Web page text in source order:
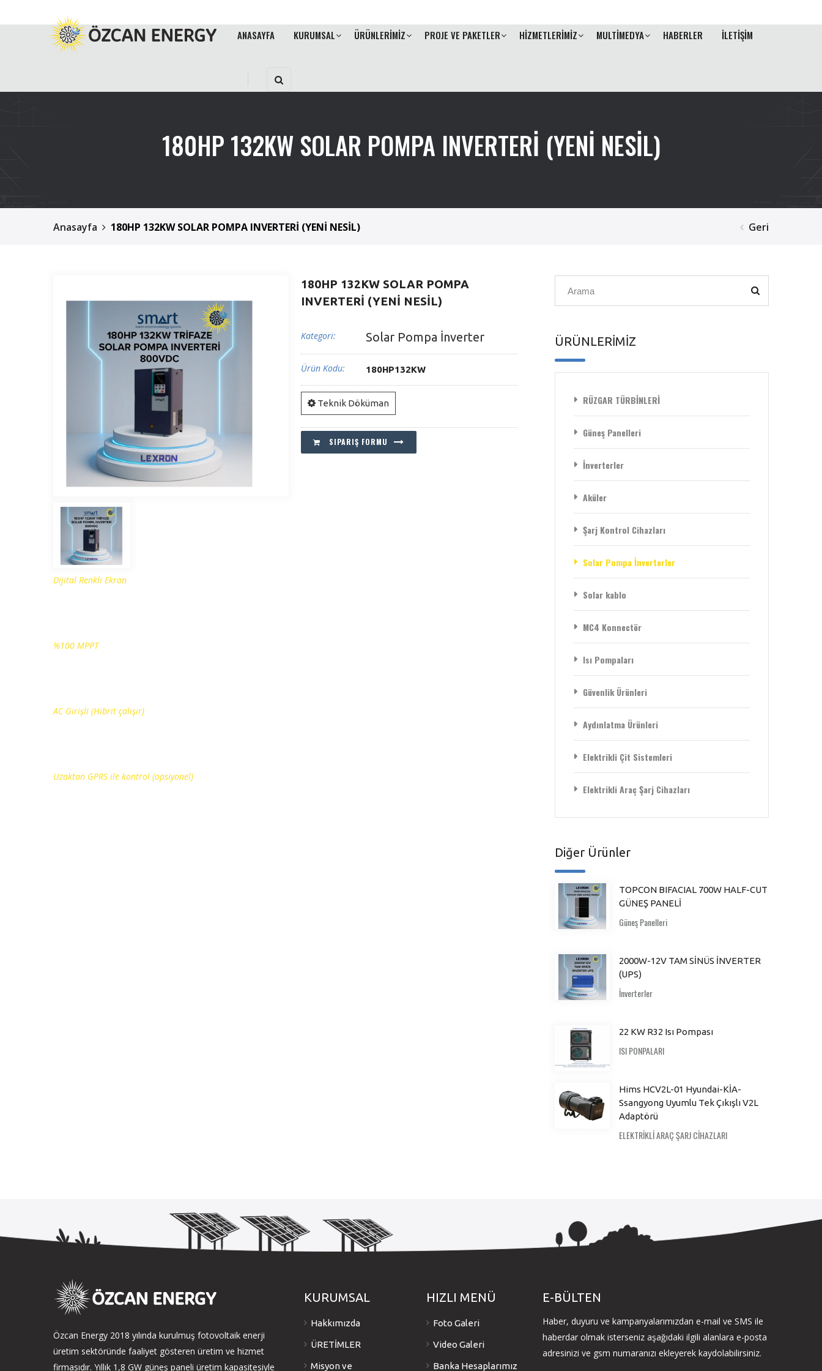
ANASAYFA KURUMSAL ÜRÜNLERİMİZ PROJE VE PAKETLER HİZMETLERİMİZ MULTİMEDYA HABERLER İLETİŞİM
180HP 132KW SOLAR POMPA INVERTERİ (YENİ NESİL)
Anasayfa 180HP 132KW SOLAR POMPA INVERTERİ (YENİ NESİL) Geri
180HP 132KW SOLAR POMPA
INVERTERİ (YENİ NESİL)
Kategori: Solar Pompa İnverter
Ürün Kodu: 180HP132KW
Teknik Döküman
SIPARIŞ FORMU
Dijital Renkli Ekran
%100 MPPT
AC Girişli (Hibrit çalışır)
Uzaktan GPRS ile kontrol (opsiyonel)
ÜRÜNLERİMİZ
RÜZGAR TÜRBİNLERİ
Güneş Panelleri
İnverterler
Aküler
Şarj Kontrol Cihazları
Solar Pompa İnverterler
Solar kablo
MC4 Konnectör
Isı Pompaları
Güvenlik Ürünleri
Aydınlatma Ürünleri
Elektrikli Çit Sistemleri
Elektrikli Araç Şarj Cihazları
Diğer Ürünler
TOPCON BIFACIAL 700W HALF-CUT
GÜNEŞ PANELİ
Güneş Panelleri
2000W-12V TAM SİNÜS İNVERTER
(UPS)
İnverterler
22 KW R32 Isı Pompası
ISI PONPALARI
Hims HCV2L-01 Hyundai-KİA-
Ssangyong Uyumlu Tek Çıkışlı V2L
Adaptörü
ELEKTRİKLİ ARAÇ ŞARJ CİHAZLARI
Özcan Energy 2018 yılında kurulmuş fotovoltaik enerji
üretim sektöründe faaliyet gösteren üretim ve hizmet
firmasıdır. Yıllık 1,8 GW güneş paneli üretim kapasitesiyle
KURUMSAL
Hakkımızda
ÜRETİMLER
Misyon ve
HIZLI MENÜ
Foto Galeri
Video Galeri
Banka Hesaplarımız
E-BÜLTEN
Haber, duyuru ve kampanyalarımızdan e-mail ve SMS ile
haberdar olmak isterseniz aşağıdaki ilgili alanlara e-posta
adresinizi ve gsm numaranızı ekleyerek kaydolabilirsiniz.